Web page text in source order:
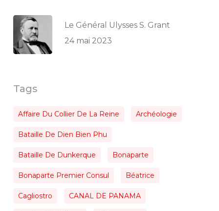
Le Général Ulysses S. Grant
24 mai 2023
Tags
Affaire Du Collier De La Reine Archéologie
Bataille De Dien Bien Phu
Bataille De Dunkerque Bonaparte
Bonaparte Premier Consul Béatrice
Cagliostro CANAL DE PANAMA